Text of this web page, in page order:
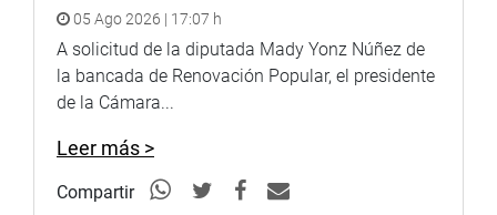
05 Ago 2026 | 17:07 h
A solicitud de la diputada Mady Yonz Núñez de
la bancada de Renovación Popular, el presidente
de la Cámara...
Leer más >
Compartir